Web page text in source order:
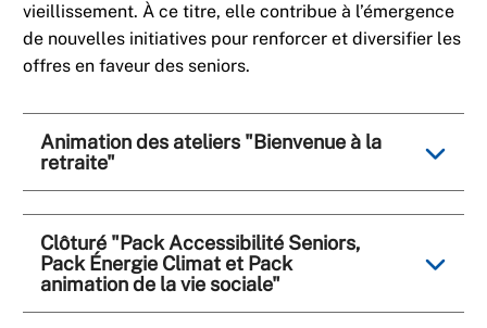
vieillissement. À ce titre, elle contribue à l’émergence
de nouvelles initiatives pour renforcer et diversifier les
offres en faveur des seniors.
Animation des ateliers "Bienvenue à la
retraite"
Clôturé "Pack Accessibilité Seniors,
Pack Énergie Climat et Pack
animation de la vie sociale"